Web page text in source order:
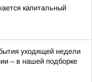
капитальный
уходящей недели
– в нашей подборке